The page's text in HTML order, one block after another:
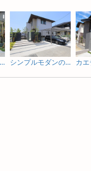
料亭のような佇まいを照明で包み込む新築外構 シンプルモダンの門まわりの照明演出